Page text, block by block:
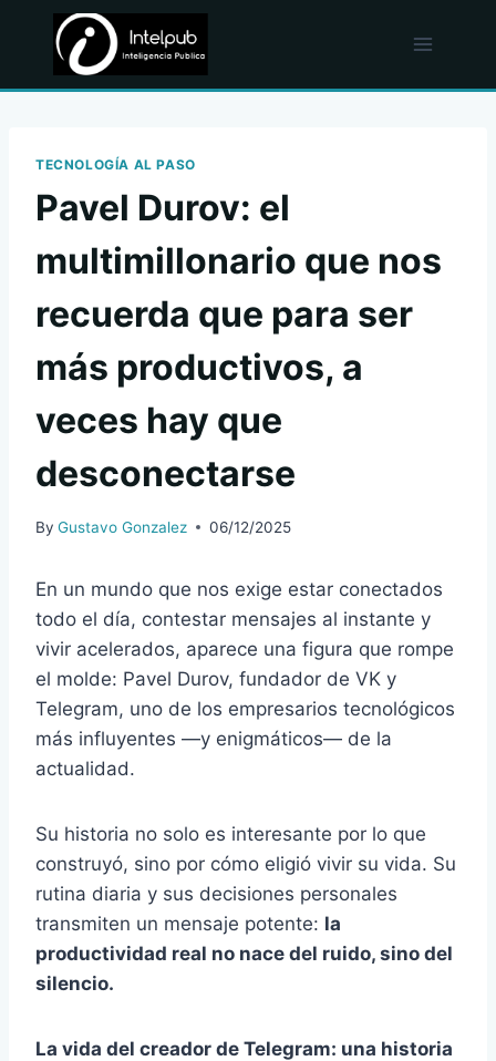
content
TECNOLOGÍA AL PASO
Pavel Durov: el
multimillonario que nos
recuerda que para ser
más productivos, a
veces hay que
desconectarse
By Gustavo Gonzalez 06/12/2025
En un mundo que nos exige estar conectados
todo el día, contestar mensajes al instante y
vivir acelerados, aparece una figura que rompe
el molde: Pavel Durov, fundador de VK y
Telegram, uno de los empresarios tecnológicos
más influyentes —y enigmáticos— de la
actualidad.
Su historia no solo es interesante por lo que
construyó, sino por cómo eligió vivir su vida. Su
rutina diaria y sus decisiones personales
transmiten un mensaje potente: la
productividad real no nace del ruido, sino del
silencio.
La vida del creador de Telegram: una historia